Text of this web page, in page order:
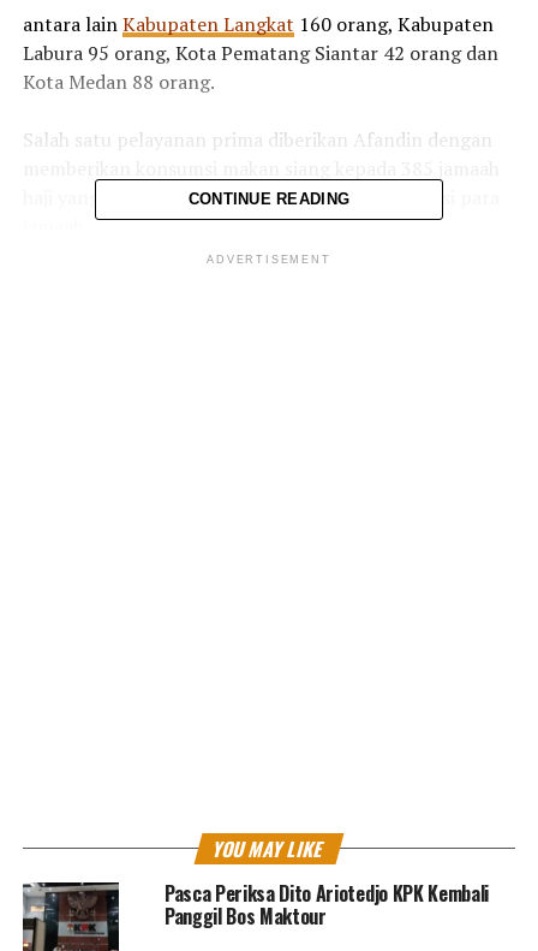
antara lainKabupaten Langkat 160 orang, Kabupaten
Labura 95 orang, Kota Pematang Siantar 42 orang dan
Kota Medan 88 orang.
Salah satu pelayanan prima diberikan Afandin dengan
haji yang sudah diletakkan di masing-masing kursi para
“Selamat kembali ke kampung halaman, selamat
bertemu keluarga dirumah setelah lebih kurang 40 hari
CONTINUE READING
ADVERTISEMENT
YOU MAY LIKE
Pasca Periksa Dito Ariotedjo KPK Kembali
Panggil Bos Maktour